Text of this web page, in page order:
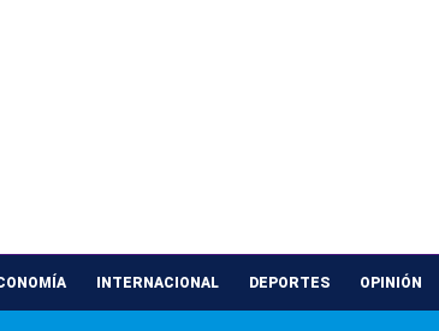
INTERNACIONAL DEPORTES OPINIÓN